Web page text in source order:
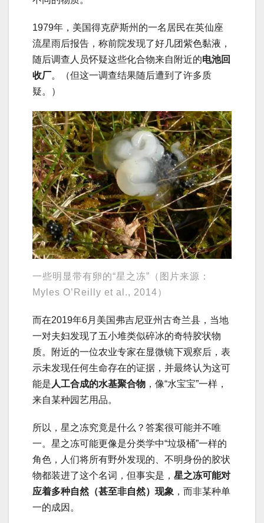
1979年，美国得克萨斯州的一名居民在英仙座
流星雨后报告，称前院发现了好几团紫色黏液，
随后调查人员怀疑这些化合物来自附近的电池回
收厂。（但这一调查结果随后遭到了许多质
疑。）
一些明显带有卵的“星之冻”（图片来源：
Myles O’Reilly et al., 2014）
而在2019年6月美国弗吉尼亚州古奇兰县，当地
一对夫妇发现了五小堆类似碎冰的奇特胶状物
质。附近的一位农业专家在显微镜下观察后，表
示未发现任何生命存在的证据，并最终认为这可
能是 人工合成的水基聚合物 ，像“水宝宝”一样，
来自某种园艺用品。
所以，星之冻究竟是什么？答案很可能并不唯
一。星之冻可能更像是分类学中“垃圾桶”一样的
角色，人们将所有野外发现的、不明身份的胶状
物都装进了这个名词，但事实是， 星之冻可能对
应着多种自然（甚至非自然）现象 ，而非某种单
一的成因。